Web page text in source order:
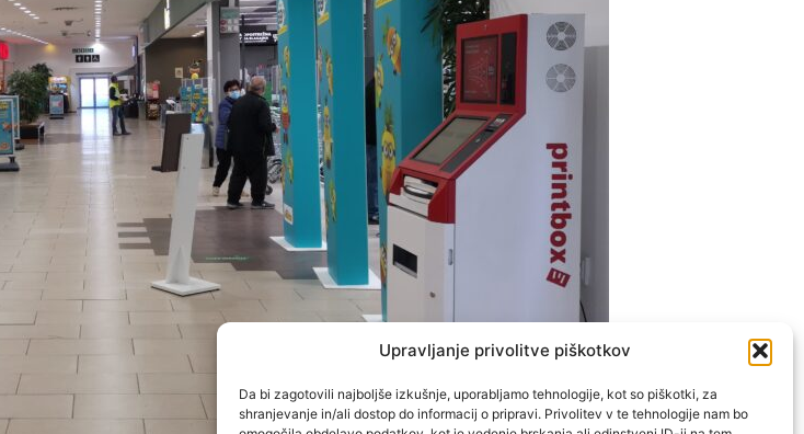
Upravljanje privolitve piškotkov
Da bi zagotovili najboljše izkušnje, uporabljamo tehnologije, kot so piškotki, za
shranjevanje in/ali dostop do informacij o pripravi. Privolitev v te tehnologije nam bo